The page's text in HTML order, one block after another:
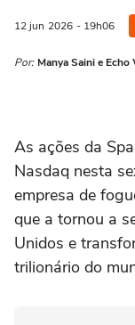
12 jun 2026 - 19h06
Por: Manya Saini e
As ações da
Nasdaq nesta
empresa de
que a tornou a
Unidos e
trilionário do